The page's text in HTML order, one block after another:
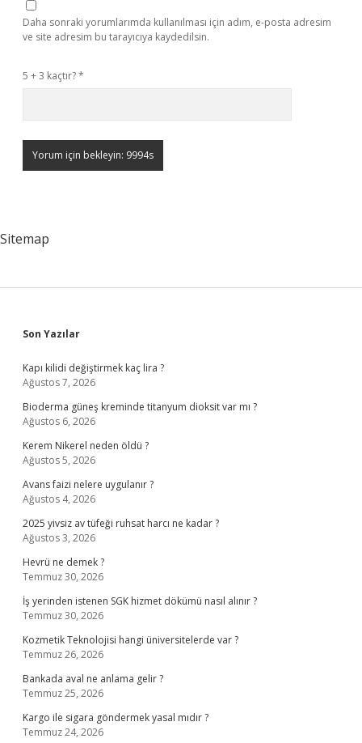
Daha sonraki yorumlarımda kullanılması için adım, e-posta adresim
ve site adresim bu tarayıcıya kaydedilsin.
5 + 3 kaçtır?*
Sitemap
Sidebar
Son Yazılar
Kapı kilidi değiştirmek kaç lira ?
Ağustos 7, 2026
Bioderma güneş kreminde titanyum dioksit var mı ?
Ağustos 6, 2026
Kerem Nikerel neden öldü ?
Ağustos 5, 2026
Avans faizi nelere uygulanır ?
Ağustos 4, 2026
2025 yivsiz av tüfeği ruhsat harcı ne kadar ?
Ağustos 3, 2026
Hevrü ne demek ?
Temmuz 30, 2026
İş yerinden istenen SGK hizmet dökümü nasıl alınır ?
Temmuz 30, 2026
Kozmetik Teknolojisi hangi üniversitelerde var ?
Temmuz 26, 2026
Bankada aval ne anlama gelir ?
Temmuz 25, 2026
Kargo ile sigara göndermek yasal mıdır ?
Temmuz 24, 2026